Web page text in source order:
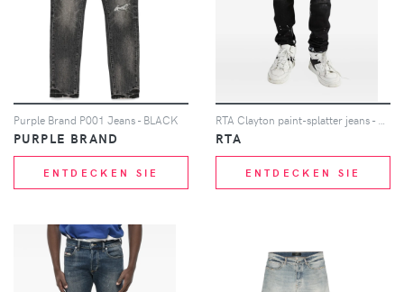
Purple Brand P001 Jeans - BLACK
PURPLE BRAND
ENTDECKEN SIE
RTA
ENTDECKEN SIE